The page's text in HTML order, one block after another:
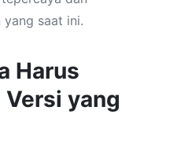
yang saat ini.
Harus
yang